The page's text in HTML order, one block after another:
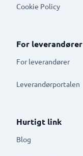
Cookie Policy
For leverandører
For leverandører
Leverandørportalen
Hurtigt link
Blog